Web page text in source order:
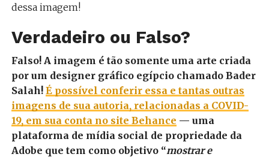
dessa imagem!
Verdadeiro ou Falso?
Falso! A imagem é tão somente uma arte criada
por um designer gráfico egípcio chamado Bader
Salah! É possível conferir essa e tantas outras
imagens de sua autoria, relacionadas a COVID-
19, em sua conta no site Behance — uma
plataforma de mídia social de propriedade da
Adobe que tem como objetivo “mostrar e